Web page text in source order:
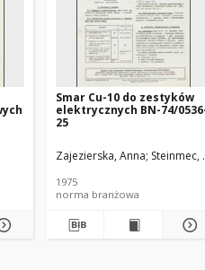
Smar Cu-10 do zestyków
elektrycznych BN-74/
25
Zajezierska, Anna Steinmec,
1975
norma branżowa